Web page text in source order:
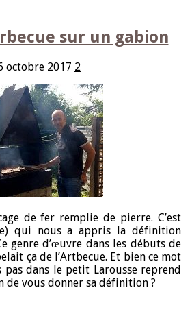
sur un gabion
octobre 2017 2
de fer remplie de pierre. C’est
qui nous a appris la définition
genre d’œuvre dans les débuts de
ça de l’Artbecue. Et bien ce mot
pas dans le petit Larousse reprend
de vous donner sa définition ?